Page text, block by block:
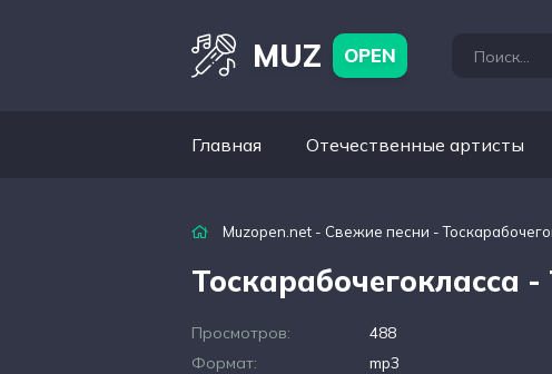
MUZ OPEN
Главная Отечественные артисты
Muzopen.net - Свежие песни -
Тоскарабочегокласса
Просмотров:
488
Формат:
mp3